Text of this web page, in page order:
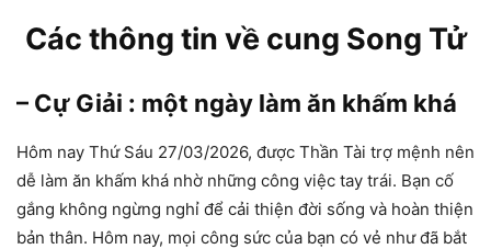
Các thông tin về cung Song Tử
– Cự Giải : một ngày làm ăn khấm khá
Hôm nay Thứ Sáu 27/03/2026, được Thần Tài trợ mệnh nên
dễ làm ăn khấm khá nhờ những công việc tay trái. Bạn cố
gắng không ngừng nghỉ để cải thiện đời sống và hoàn thiện
bản thân. Hôm nay, mọi công sức của bạn có vẻ như đã bắt